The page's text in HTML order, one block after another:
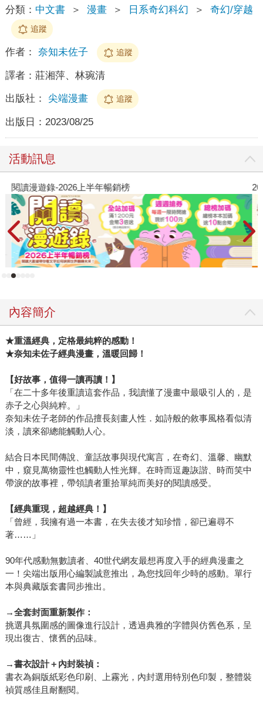
分類： 中文書 ＞ 漫畫 ＞ 日系奇幻科幻 ＞ 奇幻/穿越
追蹤
作者： 奈知未佐子 追蹤
譯者： 莊湘萍、林琬清
出版社： 尖端漫畫 追蹤
出版日： 2023/08/25
活動訊息
閱讀漫遊錄-2026上半年暢銷榜
內容簡介
★重溫經典，定格最純粹的感動！
★奈知未佐子經典漫畫，溫暖回歸！
【好故事，值得一讀再讀！】
「在二十多年後重讀這套作品，我讀懂了漫畫中最吸引人的，是
赤子之心與純粹。」
奈知未佐子老師的作品擅長刻畫人性．如詩般的敘事風格看似清
淡，讀來卻總能觸動人心。
結合日本民間傳說、童話故事與現代寓言，在奇幻、溫馨、幽默
中，窺見萬物靈性也觸動人性光輝。在時而逗趣詼諧、時而笑中
帶淚的故事裡，帶領讀者重拾單純而美好的閱讀感受。
【經典重現，超越經典！】
「曾經，我擁有過一本書，在失去後才知珍惜，卻已遍尋不
著……」
90年代感動無數讀者、40世代網友最想再度入手的經典漫畫之
一！尖端出版用心編製誠意推出，為您找回年少時的感動。單行
本與典藏版套書同步推出。
→全套封面重新製作：
挑選具氛圍感的圖像進行設計，透過典雅的字體與仿舊色系，呈
現出復古、懷舊的品味。
→書衣設計＋內封裝禎：
書衣為銅版紙彩色印刷、上霧光，內封選用特別色印製，整體裝
禎質感佳且耐翻閱。